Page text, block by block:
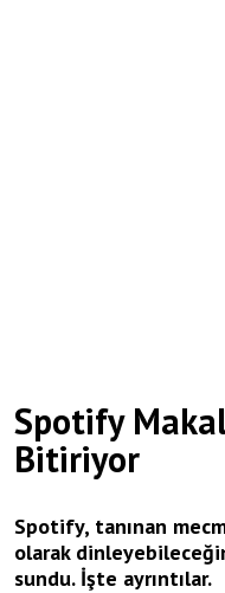
Spotify
Bitiriyor
Spotify, tanınan
olarak
sundu. İşte ayrıntılar.